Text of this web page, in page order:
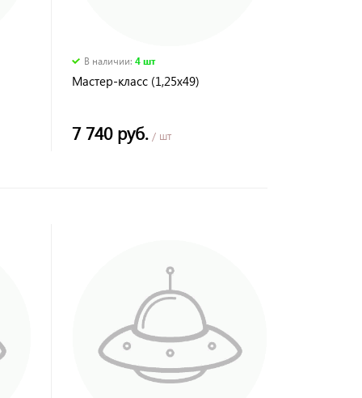
В наличии:4 шт
Мастер-класс (1,25х49)
7 740 руб. / шт